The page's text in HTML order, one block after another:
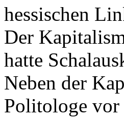
hessischen
Der
hatte
Neben der
Politologe vor